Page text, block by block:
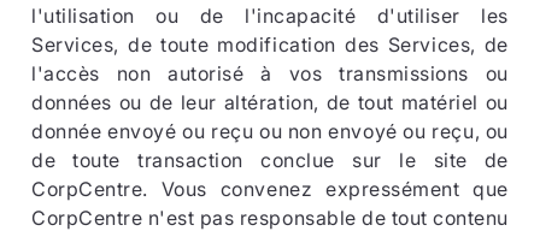
l'utilisation ou de l'incapacité d'utiliser les
Services, de toute modification des Services, de
l'accès non autorisé à vos transmissions ou
données ou de leur altération, de tout matériel ou
donnée envoyé ou reçu ou non envoyé ou reçu, ou
de toute transaction conclue sur le site de
CorpCentre. Vous convenez expressément que
CorpCentre n'est pas responsable de tout contenu